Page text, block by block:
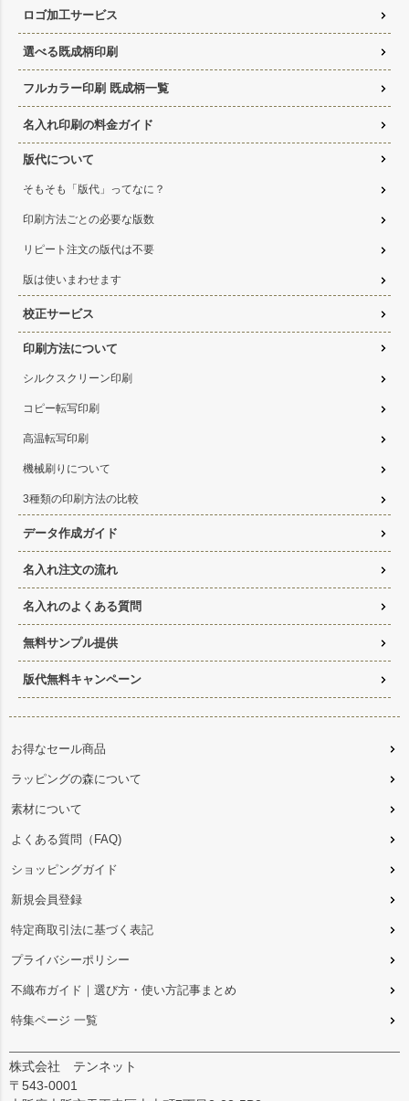
ロゴ加工サービス
選べる既成柄印刷
フルカラー印刷 既成柄一覧
名入れ印刷の料金ガイド
版代について
そもそも「版代」ってなに？
印刷方法ごとの必要な版数
リピート注文の版代は不要
版は使いまわせます
校正サービス
印刷方法について
シルクスクリーン印刷
コピー転写印刷
高温転写印刷
機械刷りについて
3種類の印刷方法の比較
データ作成ガイド
名入れ注文の流れ
名入れのよくある質問
無料サンプル提供
版代無料キャンペーン
お得なセール商品
ラッピングの森について
素材について
よくある質問（FAQ)
ショッピングガイド
新規会員登録
特定商取引法に基づく表記
プライバシーポリシー
不織布ガイド｜選び方・使い方記事まとめ
特集ページ 一覧
株式会社 テンネット
〒543-0001